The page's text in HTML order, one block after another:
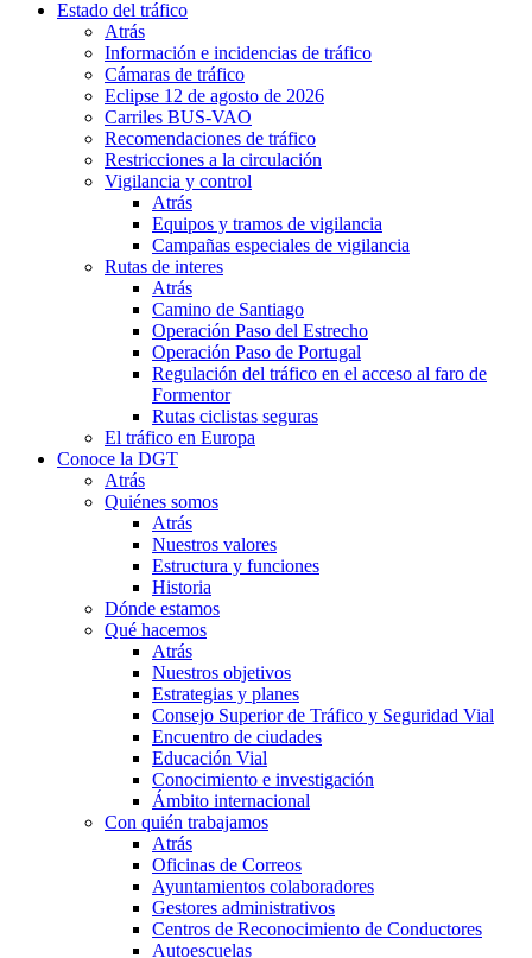
Estado del tráfico
Atrás
Información e incidencias de tráfico
Cámaras de tráfico
Eclipse 12 de agosto de 2026
Carriles BUS-VAO
Recomendaciones de tráfico
Restricciones a la circulación
Vigilancia y control
Atrás
Equipos y tramos de vigilancia
Campañas especiales de vigilancia
Rutas de interes
Atrás
Camino de Santiago
Operación Paso del Estrecho
Operación Paso de Portugal
Regulación del tráfico en el acceso al faro de
Formentor
Rutas ciclistas seguras
El tráfico en Europa
Conoce la DGT
Atrás
Quiénes somos
Atrás
Nuestros valores
Estructura y funciones
Historia
Dónde estamos
Qué hacemos
Atrás
Nuestros objetivos
Estrategias y planes
Consejo Superior de Tráfico y Seguridad Vial
Encuentro de ciudades
Educación Vial
Conocimiento e investigación
Ámbito internacional
Con quién trabajamos
Atrás
Oficinas de Correos
Ayuntamientos colaboradores
Gestores administrativos
Centros de Reconocimiento de Conductores
Autoescuelas